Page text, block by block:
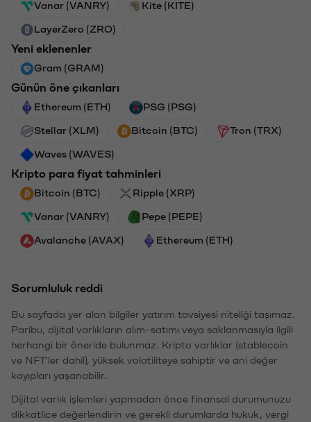
Vanar (VANRY) Kite (KITE)
LayerZero (ZRO)
Yeni eklenenler
Gram (GRAM)
Günün öne çıkanları
Ethereum (ETH) PSG (PSG)
Stellar (XLM) Bitcoin (BTC) Tron (TRX)
Waves (WAVES)
Kripto para fiyat tahminleri
Bitcoin (BTC) Ripple (XRP)
Vanar (VANRY) Pepe (PEPE)
Avalanche (AVAX) Ethereum (ETH)
Sorumluluk reddi
Bu sayfada yer alan bilgiler yatırım tavsiyesi niteliği taşımaz.
Paribu, dijital varlıkların alım-satımı veya saklanmasıyla ilgili
herhangi bir öneride bulunmaz. Kripto varlıklar (stablecoin
ve NFT'ler dahil), yüksek volatiliteye sahiptir ve ani değer
kayıpları yaşanabilir.
Dijital varlık işlemleri yapmadan önce finansal durumunuzu
dikkatlice değerlendirin ve gerekli durumlarda hukuk, vergi